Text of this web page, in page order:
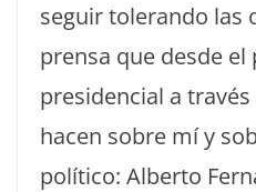
seguir tolerando las
prensa que desde
presidencial a
hacen sobre mí y
político: Alberto